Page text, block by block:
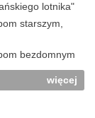
lotnika"
starszym,
bezdomnym
więcej